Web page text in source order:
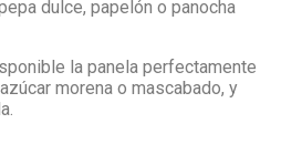
dulce, papelón o panocha
la panela perfectamente
morena o mascabado, y